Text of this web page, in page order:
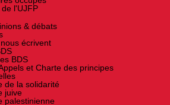
l'UJFP
& débats
écrivent
BDS
et Charte des principes
de la solidarité
juive
palestinienne